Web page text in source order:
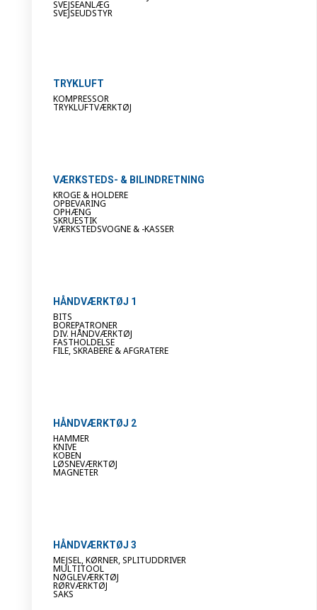
SVEJSEANLÆG
SVEJSEUDSTYR
TRYKLUFT
KOMPRESSOR
TRYKLUFTVÆRKTØJ
VÆRKSTEDS- & BILINDRETNING
KROGE & HOLDERE
OPBEVARING
OPHÆNG
SKRUESTIK
VÆRKSTEDSVOGNE & -KASSER
HÅNDVÆRKTØJ 1
BITS
BOREPATRONER
DIV. HÅNDVÆRKTØJ
FASTHOLDELSE
FILE, SKRABERE & AFGRATERE
HÅNDVÆRKTØJ 2
HAMMER
KNIVE
KOBEN
LØSNEVÆRKTØJ
MAGNETER
HÅNDVÆRKTØJ 3
MEJSEL, KØRNER, SPLITUDDRIVER
MULTITOOL
NØGLEVÆRKTØJ
RØRVÆRKTØJ
SAKS